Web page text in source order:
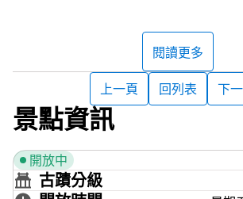
且多樣的海蝕地形，因而獲得「海上小桂
特殊的地質景觀使錠鉤嶼與雞善嶼、小
列為澎湖縣玄武岩自然保留區，不能擅
能參加海上巡航的行程遠觀島嶼的景致。
每年4到9月間，會有各種珍貴的保育鳥種
士們不可錯過的賞鳥景點！
閱讀更多
上一頁
回列表 下
景點資訊
開放中
古蹟分級